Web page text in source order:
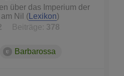
über das Imperium der
Nil ( Lexikon)
Beiträge: 378
Barbarossa